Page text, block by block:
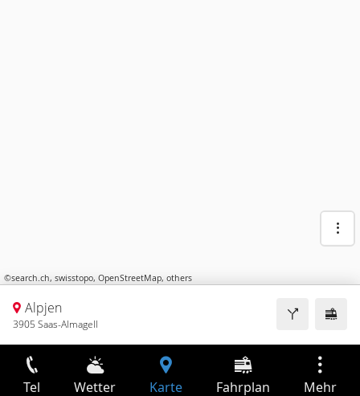
©search.ch, swisstopo, OpenStreetMap, others
Alpjen
3905 Saas-Almagell
Tel Wetter Karte Fahrplan Mehr